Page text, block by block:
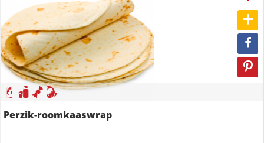
Perzik-roomkaaswrap